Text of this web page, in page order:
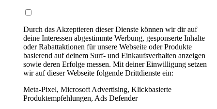
Durch das Akzeptieren dieser Dienste können wir dir auf
deine Interessen abgestimmte Werbung, gesponserte Inhalte
oder Rabattaktionen für unsere Webseite oder Produkte
basierend auf deinem Surf- und Einkaufsverhalten anzeigen
sowie deren Erfolge messen. Mit deiner Einwilligung setzen
wir auf dieser Webseite folgende Drittdienste ein:
Meta-Pixel, Microsoft Advertising, Klickbasierte
Produktempfehlungen, Ads Defender